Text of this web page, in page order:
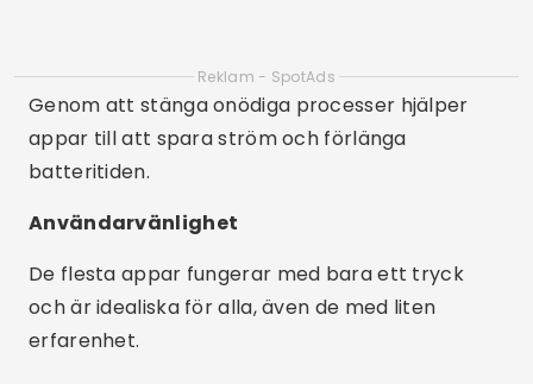
Bästa apparna för att rensa
mobiltelefonminne
1. CCleaner
Tillgänglig: Android / Windows / Mac
Funktioner: Rensa cache, webbhistorik,
kvarvarande filer, RAM och apphantering.